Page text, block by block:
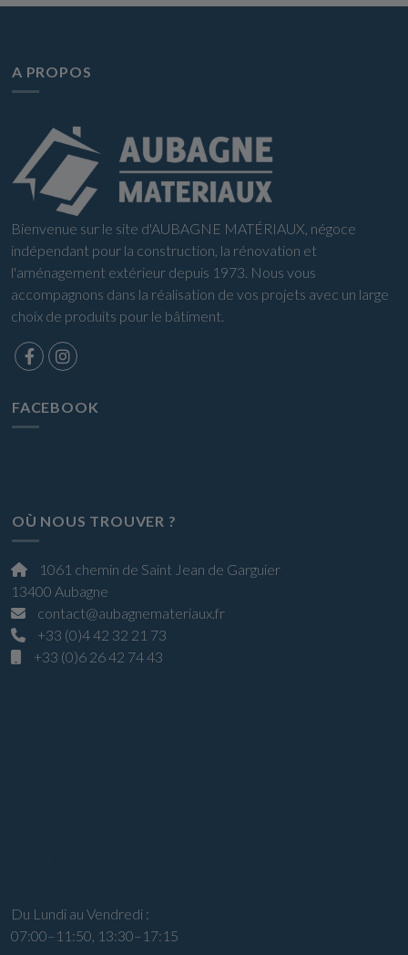
A PROPOS
Bienvenue sur le site d'AUBAGNE MATÉRIAUX, négoce
indépendant pour la construction, la rénovation et
l'aménagement extérieur depuis 1973. Nous vous
accompagnons dans la réalisation de vos projets avec un large
choix de produits pour le bâtiment.
FACEBOOK
OÙ NOUS TROUVER ?
1061 chemin de Saint Jean de Garguier
13400 Aubagne
contact@aubagnemateriaux.fr
+33 (0)4 42 32 21 73
+33 (0)6 26 42 74 43
Du Lundi au Vendredi :
07:00–11:50, 13:30–17:15